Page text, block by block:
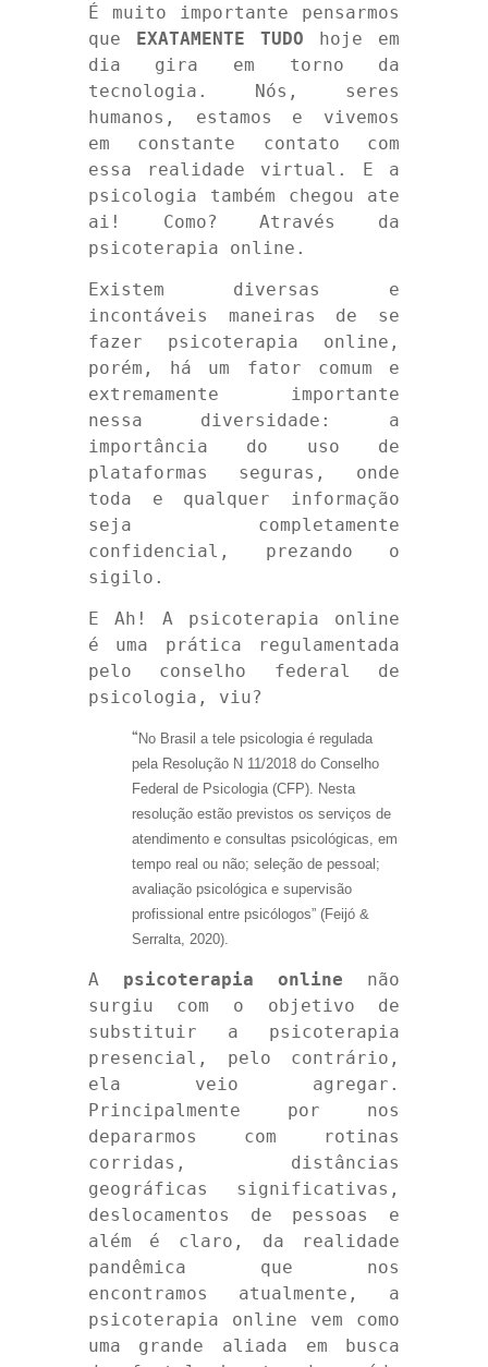
É muito importante pensarmos
que EXATAMENTE TUDO hoje em
dia gira em torno da
tecnologia. Nós, seres
humanos, estamos e vivemos
em constante contato com
essa realidade virtual. E a
psicologia também chegou ate
ai! Como? Através da
psicoterapia online.
Existem diversas e
incontáveis maneiras de se
fazer psicoterapia online,
porém, há um fator comum e
extremamente importante
nessa diversidade: a
importância do uso de
plataformas seguras, onde
toda e qualquer informação
seja completamente
confidencial, prezando o
sigilo.
E Ah! A psicoterapia online
é uma prática regulamentada
pelo conselho federal de
psicologia, viu?
“ No Brasil a tele psicologia é regulada
pela Resolução N 11/2018 do Conselho
Federal de Psicologia (CFP). Nesta
resolução estão previstos os serviços de
atendimento e consultas psicológicas, em
tempo real ou não; seleção de pessoal;
avaliação psicológica e supervisão
profissional entre psicólogos” (Feijó &
Serralta, 2020).
A psicoterapia online não
surgiu com o objetivo de
substituir a psicoterapia
presencial, pelo contrário,
ela veio agregar.
Principalmente por nos
depararmos com rotinas
corridas, distâncias
geográficas significativas,
deslocamentos de pessoas e
além é claro, da realidade
pandêmica que nos
encontramos atualmente, a
psicoterapia online vem como
uma grande aliada em busca